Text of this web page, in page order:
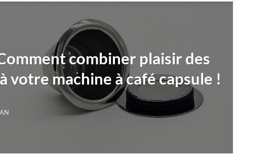
combiner plaisir des
votre machine à café capsule !